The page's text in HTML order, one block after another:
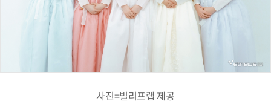
사진=빌리프랩 제공